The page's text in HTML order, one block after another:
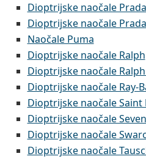
Dioptrijske naočale Prada
Dioptrijske naočale
Naočale Puma
Dioptrijske naočale Ralph
Dioptrijske naočale
Dioptrijske naočale Ray-
Dioptrijske naočale Saint
Dioptrijske naočale
Dioptrijske naočale
Dioptrijske naočale